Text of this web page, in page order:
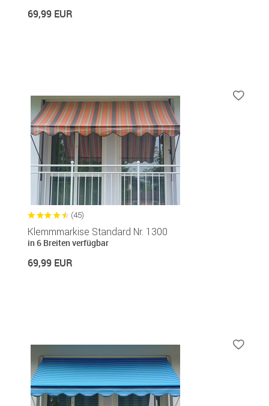
69,99 EUR
(45)
Klemmmarkise Standard Nr. 1300
in 6 Breiten verfügbar
69,99 EUR